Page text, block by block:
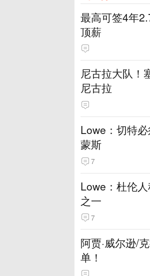
最高可签4年
顶薪
尼古拉大队！
尼古拉
Lowe：切特
蒙斯
7
Lowe：杜伦
之一
7
阿贾·威尔逊/
单！